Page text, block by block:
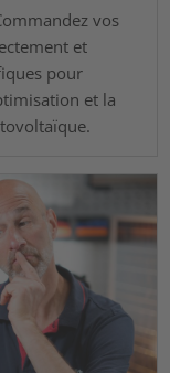
vos
et
pour
et la